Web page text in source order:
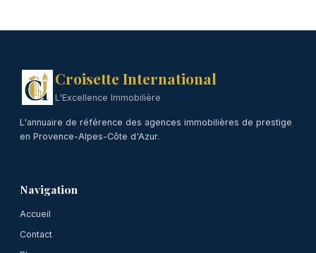
Croisette International
L'Excellence Immobilière
L'annuaire de référence des agences immobilières de prestige
en Provence-Alpes-Côte d'Azur.
Navigation
Accueil
Contact